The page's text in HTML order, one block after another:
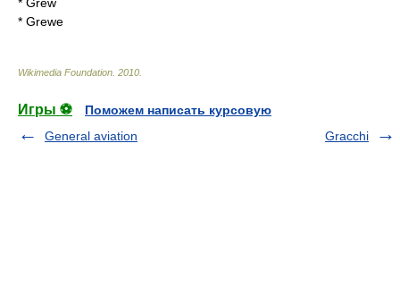
* Grewe
Wikimedia Foundation 2010
Игры ⚽
Поможем написать курсовую
General aviation
Gracchi